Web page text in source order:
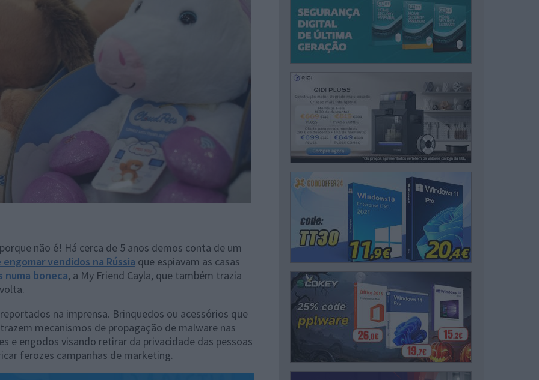
não é! Há cerca de 5 anos demos conta de um
vendidos na Rússia que espiavam as casas
numa boneca, a My Friend Cayla, que também trazia
na imprensa. Brinquedos ou acessórios que
mecanismos de propagação de malware nas
e engodos visando retirar da privacidade das pessoas
ferozes campanhas de marketing.